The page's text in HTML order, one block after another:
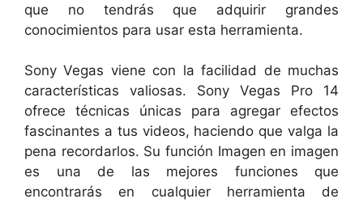
que no tendrás que adquirir grandes
conocimientos para usar esta herramienta.
Sony Vegas viene con la facilidad de muchas
características valiosas. Sony Vegas Pro 14
ofrece técnicas únicas para agregar efectos
fascinantes a tus videos, haciendo que valga la
pena recordarlos. Su función Imagen en imagen
es una de las mejores funciones que
encontrarás en cualquier herramienta de